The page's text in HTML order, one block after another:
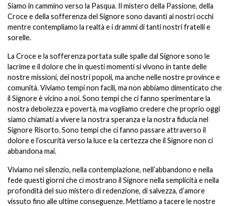
Siamo in cammino verso la Pasqua. Il mistero della Passione, della
Croce e della sofferenza del Signore sono davanti ai nostri occhi
mentre contempliamo la realtà e i drammi di tanti nostri fratelli e
sorelle.
La Croce e la sofferenza portata sulle spalle dal Signore sono le
lacrime e il dolore che in questi momenti si vivono in tante delle
nostre missioni, dei nostri popoli, ma anche nelle nostre province e
comunità. Viviamo tempi non facili, ma non abbiamo dimenticato che
il Signore è vicino a noi. Sono tempi che ci fanno sperimentare la
nostra debolezza e povertà, ma vogliamo credere che proprio oggi
siamo chiamati a vivere la nostra speranza e la nostra fiducia nel
Signore Risorto. Sono tempi che ci fanno passare attraverso il
dolore e l’oscurità verso la luce e la certezza che il Signore non ci
abbandona mai.
Viviamo nel silenzio, nella contemplazione, nell’abbandono e nella
fede questi giorni che ci mostrano il Signore nella semplicità e nella
profondità del suo mistero di redenzione, di salvezza, d’amore
vissuto fino alle ultime conseguenze. Mettiamo a tacere le nostre